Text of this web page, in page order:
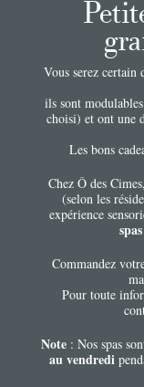
Vous serez certain
ils sont
choisi) et ont une
Les bons
Chez Ô des
(selon les
expérience
Commandez
Pour toute
Note : Nos spas
au vendredi